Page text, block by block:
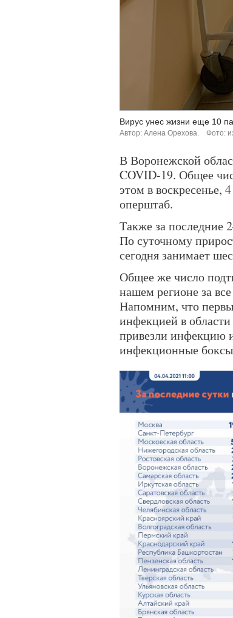
Вирус унес жизни еще 10
Автор: Алена Орехова. Фото:
В Воронежской
COVID-19. Общее
этом в воскресенье,
оперштаб.
Также за последние
По суточному
сегодня занимает
Общее же число
нашем регионе за
Напомним, что
инфекцией в
привезли инфекцию
инфекционные